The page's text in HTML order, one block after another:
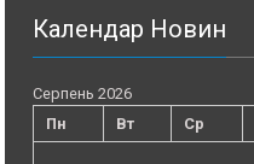
Календар Новин
Серпень 2026
Пн
Вт Ср